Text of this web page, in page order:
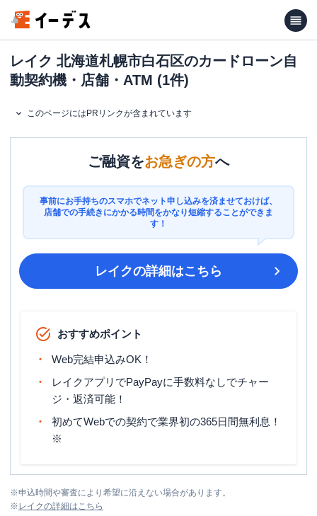
レイク 北海道札幌市白石区のカードローン自
動契約機・店舗・ATM (1件)
このページにはPRリンクが含まれています
ご融資をお急ぎの方へ
事前にお手持ちのスマホでネット申し込みを済ませておけば、
店舗での手続きにかかる時間をかなり短縮することができま
す！
レイクの詳細はこちら
おすすめポイント
Web完結申込みOK！
レイクアプリでPayPayに手数料なしでチャー
ジ・返済可能！
初めてWebでの契約で業界初の365日間無利息！
※
※申込時間や審査により希望に沿えない場合があります。
※ レイクの詳細はこちら